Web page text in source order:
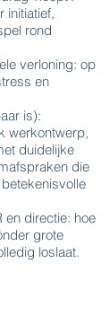
initiatief,
rond
verloning: op
en
is):
werkontwerp,
duidelijke
die
en directie: hoe
grote
loslaat.